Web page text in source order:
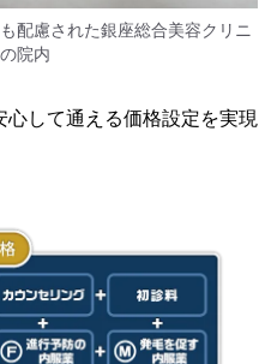
配慮された銀座総合美容クリニ
院内
心して通える価格設定を実現